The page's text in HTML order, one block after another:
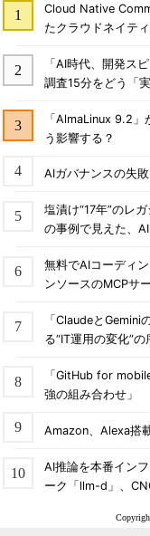
Cloud Native
たクラウドネイテ
「AI時代、開発ス
調査15分をどう「
「AlmaLinux 9.2
う影響する？
AIガバナンスの失
塩漬け“17年”のレ
の事例で見えた、
無料でAIコーディ
ンソースのMCPサ
「Claudeと
る“IT運用の変化”
「GitHub for
強の組み合わせ」
Amazon、Alexa搭
AI推論を本番イン
ーク「llm-d」、